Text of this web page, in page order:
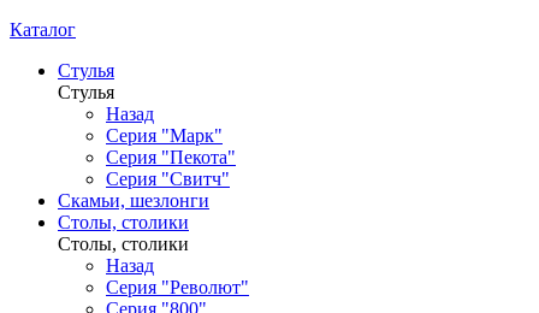
Каталог
Стулья
Стулья
Назад
Серия "Марк"
Серия "Пекота"
Серия "Свитч"
Скамьи, шезлонги
Столы, столики
Столы, столики
Назад
Серия "Револют"
Серия "800"